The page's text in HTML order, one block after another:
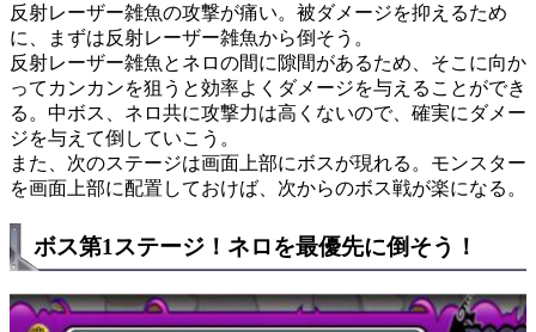
反射レーザー雑魚の攻撃が痛い。被ダメージを抑えるため
に、まずは反射レーザー雑魚から倒そう。
反射レーザー雑魚とネロの間に隙間があるため、そこに向か
ってカンカンを狙うと効率よくダメージを与えることができ
る。中ボス、ネロ共に攻撃力は高くないので、確実にダメー
ジを与えて倒していこう。
また、次のステージは画面上部にボスが現れる。モンスター
を画面上部に配置しておけば、次からのボス戦が楽になる。
ボス第1ステージ！ネロを最優先に倒そう！